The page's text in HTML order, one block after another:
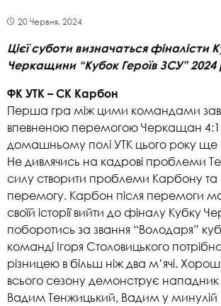
20 Червня, 2024
Цієї суботи визначаться фіналісти
Черкащини “Кубок Героїв ЗСУ” 2024
ФК УТК – СК Карбон
Перша гра між цими командами
впевненою перемогою Черкащан
домашньому полі УТК цього року ще
Не дивлячись на кадрові проблеми
силу створити проблеми Карбону та
перемогу. Карбон після перемоги
своїй історії вийти до фіналу Кубку
поборотись за звання “Володаря”
команді Ігоря Столовицького
різницею в більш ніж два м’ячі.
всього сезону демонструє
Вадим Тенжицький, Вадим у минулій